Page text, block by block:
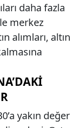
daha fazla
merkez
alımları, altın
yakın değer